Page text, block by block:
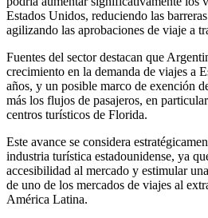
Estados Unidos, reduciendo las
agilizando las aprobaciones de viaje a
Fuentes del sector destacan que
crecimiento en la demanda de viajes a
años, y un posible marco de exención
más los flujos de pasajeros, en
centros turísticos de Florida.
Este avance se considera
industria turística estadounidense, ya
accesibilidad al mercado y estimular
de uno de los mercados de viajes al
América Latina.